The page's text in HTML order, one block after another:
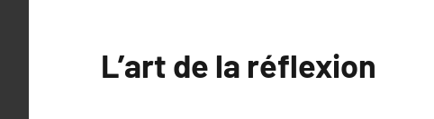
L’art de la réflexion